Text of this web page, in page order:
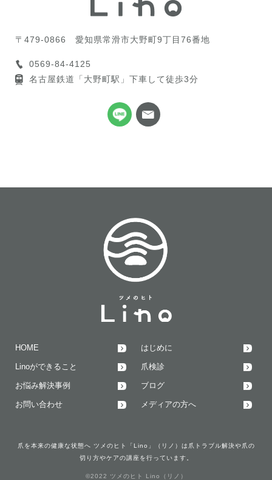
〒479-0866 愛知県常滑市大野町9丁目76番地
0569-84-4125
名古屋鉄道「大野町駅」下車して徒歩3分
HOME はじめに
Linoができること 爪検診
お悩み解決事例 ブログ
お問い合わせ メディアの方へ
爪を本来の健康な状態へ ツメのヒト「Lino」（リノ）は爪トラブル解決や爪の
切り方やケアの講座を行っています。
©2022 ツメのヒト Lino（リノ）